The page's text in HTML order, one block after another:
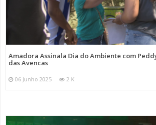
Amadora Assinala Dia do Ambiente com
das Avencas
06 Junho 2025 2 K